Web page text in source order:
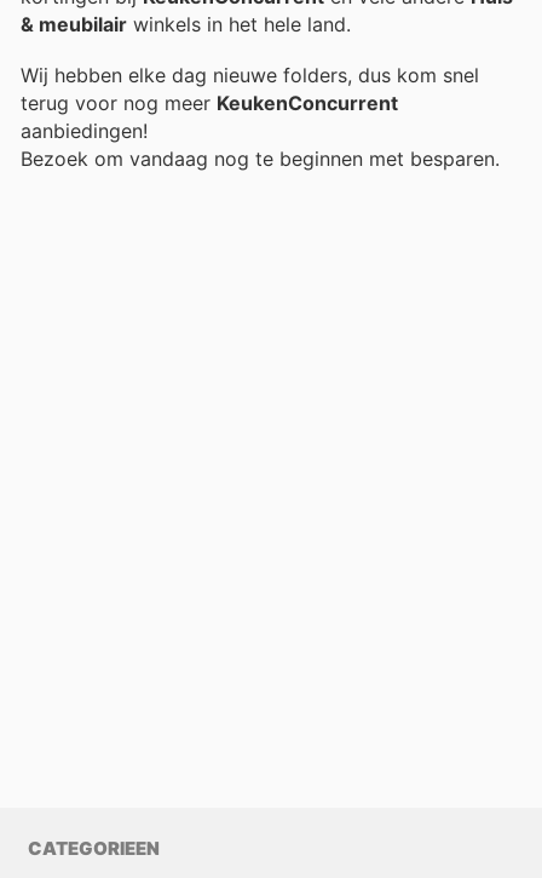
& meubilair winkels in het hele land.
Wij hebben elke dag nieuwe folders, dus kom snel
terug voor nog meer KeukenConcurrent
aanbiedingen!
Bezoek om vandaag nog te beginnen met besparen.
CATEGORIEEN